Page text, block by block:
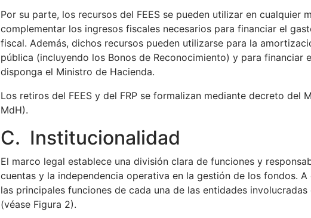
Por su parte, los recursos del FEES se pueden utilizar en cualquier
complementar los ingresos fiscales necesarios para financiar el
fiscal. Además, dichos recursos pueden utilizarse para la
pública (incluyendo los Bonos de Reconocimiento) y para financiar
disponga el Ministro de Hacienda.
Los retiros del FEES y del FRP se formalizan mediante decreto del
MdH).
C. Institucionalidad
El marco legal establece una división clara de funciones y
cuentas y la independencia operativa en la gestión de los fondos.
las principales funciones de cada una de las entidades
(véase Figura 2).